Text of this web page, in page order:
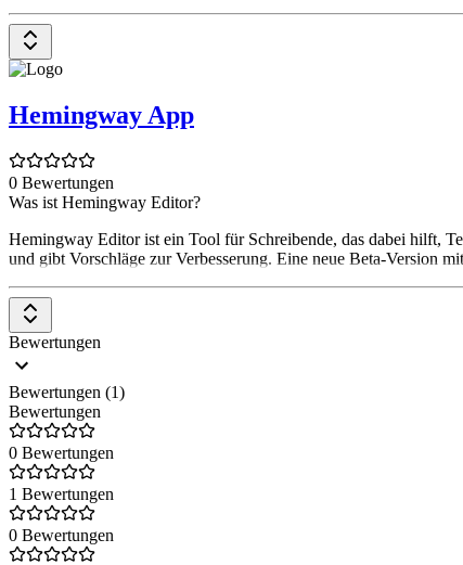
Hemingway App
0 Bewertungen
Was ist Hemingway Editor?
Hemingway Editor ist ein Tool für Schreibende, das dabei hilft,
und gibt Vorschläge zur Verbesserung. Eine neue Beta-Version
Bewertungen
Bewertungen (1)
Bewertungen
0 Bewertungen
1 Bewertungen
0 Bewertungen